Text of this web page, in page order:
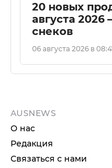
20 новых
августа
снеков
06 августа 2026 в
AUSNEWS
О нас
Редакция
Связаться с нами